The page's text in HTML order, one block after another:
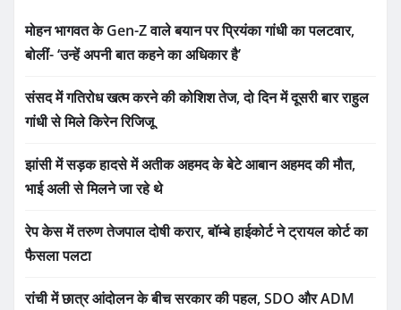
मोहन भागवत के Gen-Z वाले बयान पर प्रियंका गांधी का पलटवार,
बोलीं- ‘उन्हें अपनी बात कहने का अधिकार है’
संसद में गतिरोध खत्म करने की कोशिश तेज, दो दिन में दूसरी बार राहुल
गांधी से मिले किरेन रिजिजू
झांसी में सड़क हादसे में अतीक अहमद के बेटे आबान अहमद की मौत,
भाई अली से मिलने जा रहे थे
रेप केस में तरुण तेजपाल दोषी करार, बॉम्बे हाईकोर्ट ने ट्रायल कोर्ट का
फैसला पलटा
रांची में छात्र आंदोलन के बीच सरकार की पहल, SDO और ADM